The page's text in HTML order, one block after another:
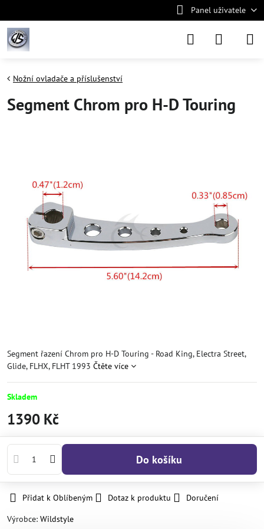
Panel uživatele
Nožní ovladače a příslušenství
Segment Chrom pro H-D Touring
Segment řazení Chrom pro H-D Touring - Road King, Electra Street,
Glide, FLHX, FLHT 1993 Čtěte více
Skladem
1390 Kč
Do košíku
Přidat k Oblíbeným Dotaz k produktu
Doručení
Výrobce: Wildstyle